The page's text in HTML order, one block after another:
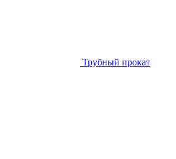
Трубный прокат